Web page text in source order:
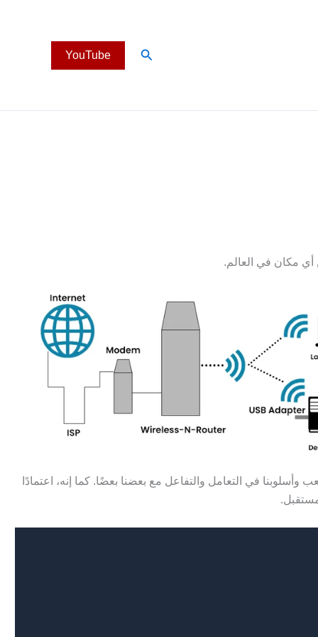
البحث YouTube
أي مكان في العالم.
وأسلوبنا في التعامل والتفاعل مع بعضنا بعضًا. كما إنه، اعتمادًا